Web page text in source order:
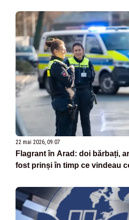
22 mai 2026, 09:07
Flagrant în Arad: doi bărbați,
fost prinși în timp ce vindeau